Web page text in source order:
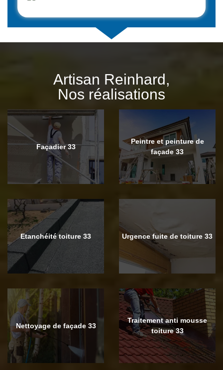
Artisan Reinhard,
Nos réalisations
Façadier 33
Peintre et peinture de
façade 33
Etanchéité toiture 33 Urgence fuite de toiture 33
Nettoyage de façade 33
Traitement anti mousse
toiture 33